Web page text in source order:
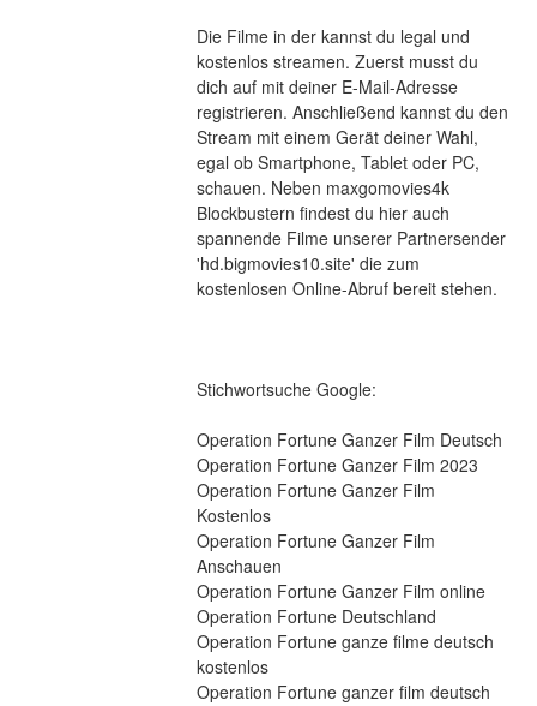
Die Filme in der kannst du legal und
kostenlos streamen. Zuerst musst du
dich auf mit deiner E-Mail-Adresse
registrieren. Anschließend kannst du den
Stream mit einem Gerät deiner Wahl,
egal ob Smartphone, Tablet oder PC,
schauen. Neben maxgomovies4k
Blockbustern findest du hier auch
spannende Filme unserer Partnersender
'hd.bigmovies10.site' die zum
kostenlosen Online-Abruf bereit stehen.
Stichwortsuche Google:
Operation Fortune Ganzer Film Deutsch
Operation Fortune Ganzer Film 2023
Operation Fortune Ganzer Film
Kostenlos
Operation Fortune Ganzer Film
Anschauen
Operation Fortune Ganzer Film online
Operation Fortune Deutschland
Operation Fortune ganze filme deutsch
kostenlos
Operation Fortune ganzer film deutsch